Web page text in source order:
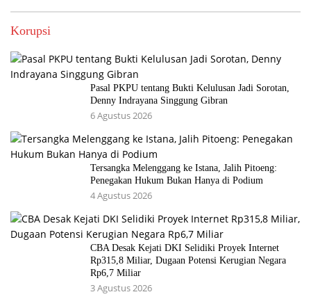
Korupsi
Pasal PKPU tentang Bukti Kelulusan Jadi Sorotan,
Denny Indrayana Singgung Gibran
6 Agustus 2026
Tersangka Melenggang ke Istana, Jalih Pitoeng:
Penegakan Hukum Bukan Hanya di Podium
4 Agustus 2026
CBA Desak Kejati DKI Selidiki Proyek Internet
Rp315,8 Miliar, Dugaan Potensi Kerugian Negara
Rp6,7 Miliar
3 Agustus 2026